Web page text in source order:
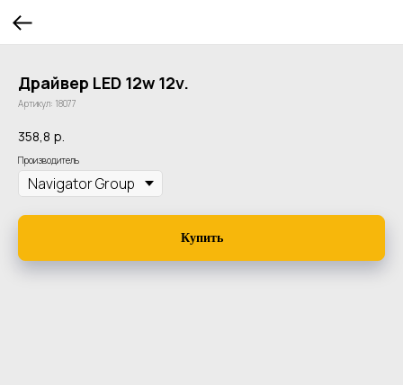
Драйвер LED 12w 12v.
Артикул: 18077
358,8 р.
Производитель
Купить